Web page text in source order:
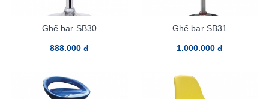
Ghế bar SB30
888.000 đ
Ghế bar SB31
1.000.000 đ